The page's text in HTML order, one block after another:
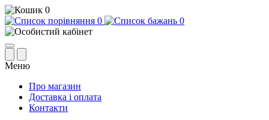
0
0
0
Меню
Про магазин
Доставка і оплата
Контакти